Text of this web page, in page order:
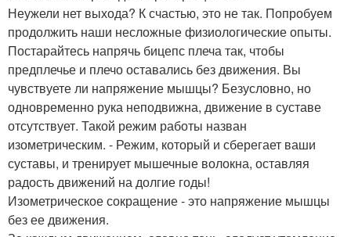
Неужели нет выхода? К счастью, это не так. Попробуем
продолжить наши несложные физиологические опыты.
Постарайтесь напрячь бицепс плеча так, чтобы
предплечье и плечо оставались без движения. Вы
чувствуете ли напряжение мышцы? Безусловно, но
одновременно рука неподвижна, движение в суставе
отсутствует. Такой режим работы назван
изометрическим. - Режим, который и сберегает ваши
суставы, и тренирует мышечные волокна, оставляя
радость движений на долгие годы!
Изометрическое сокращение - это напряжение мышцы
без ее движения.